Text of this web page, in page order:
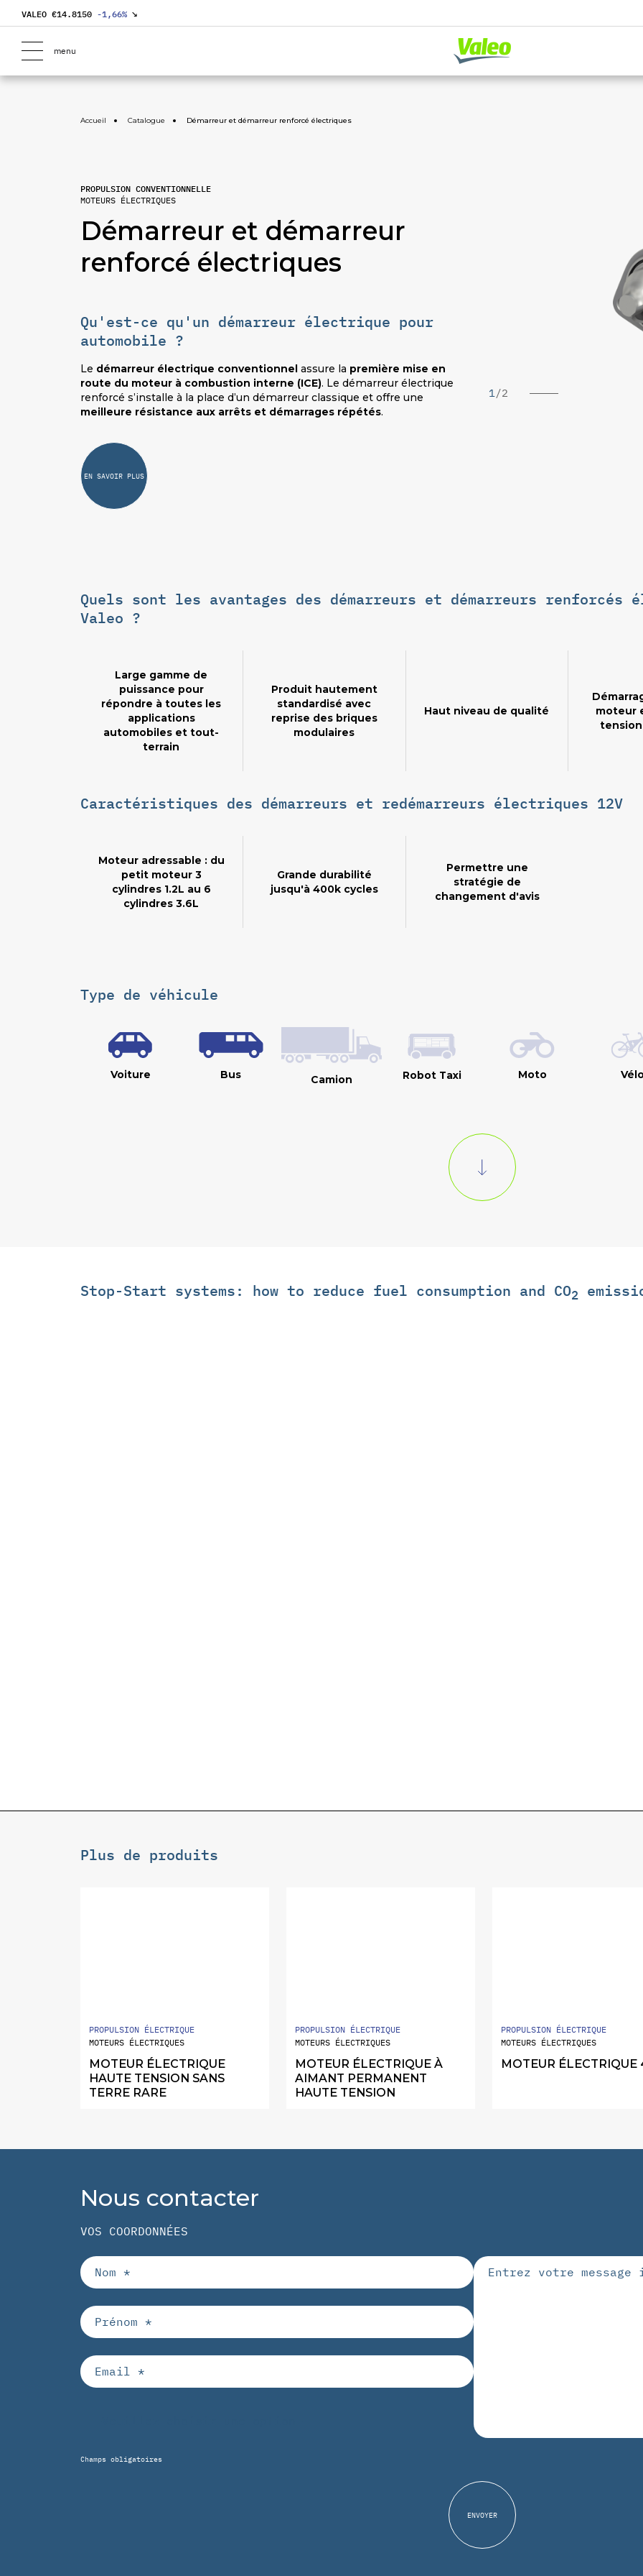
VALEO €14.8150 -1,66% ↘
menu
Accueil Catalogue Démarreur et démarreur renforcé électriques
PROPULSION CONVENTIONNELLE
MOTEURS ÉLECTRIQUES
Démarreur et démarreur
renforcé électriques
Qu'est-ce qu'un démarreur électrique pour
automobile ?
Le démarreur électrique conventionnelassure la première mise en
route du moteur à combustion interne (ICE). Le démarreur électrique
renforcé s’installe à la place d’un démarreur classique et offre une
meilleure résistance aux arrêts et démarrages répétés.
EN SAVOIR PLUS
1/2
Quels sont les avantages des démarreurs et démarreurs renforcés
Valeo ?
Large gamme de
puissance pour
répondre à toutes les
applications
automobiles et tout-
terrain
Produit hautement
standardisé avec
reprise des briques
modulaires
Haut niveau de qualité
moteur
Caractéristiques des démarreurs et redémarreurs électriques 12V
Moteur adressable : du
petit moteur 3
cylindres 1.2L au 6
cylindres 3.6L
Grande durabilité
jusqu'à 400k cycles
Permettre une
stratégie de
changement d'avis
Type de véhicule
Voiture Bus Camion Robot Taxi Moto
Stop-Start systems: how to reduce fuel consumption and CO2
Plus de produits
PROPULSION ÉLECTRIQUE
MOTEURS ÉLECTRIQUES
MOTEUR ÉLECTRIQUE
HAUTE TENSION SANS
TERRE RARE
PROPULSION ÉLECTRIQUE
MOTEURS ÉLECTRIQUES
MOTEUR ÉLECTRIQUE À
AIMANT PERMANENT
HAUTE TENSION
PROPULSION ÉLECTRIQUE
MOTEURS ÉLECTRIQUES
MOTEUR ÉLECTRIQUE
Nous contacter
VOS COORDONNÉES
Champs obligatoires